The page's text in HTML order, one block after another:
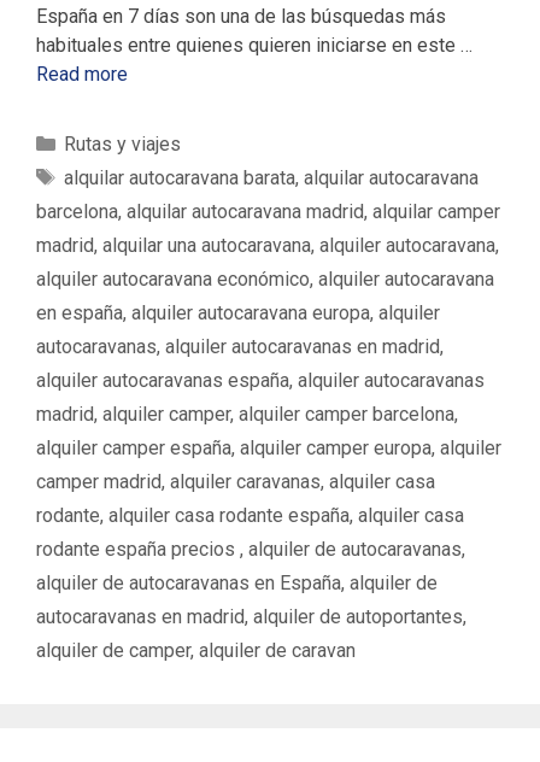
España en 7 días son una de las búsquedas más
habituales entre quienes quieren iniciarse en este …
Read more
C
a
g
o
r
í
a
s
Rutas y viajes
E
t
u
e
t
a
s
alquilar autocaravana barata, alquilar autocaravana
barcelona, alquilar autocaravana madrid, alquilar camper
madrid, alquilar una autocaravana, alquiler autocaravana,
alquiler autocaravana económico, alquiler autocaravana
en españa, alquiler autocaravana europa, alquiler
autocaravanas, alquiler autocaravanas en madrid,
alquiler autocaravanas españa, alquiler autocaravanas
madrid, alquiler camper, alquiler camper barcelona,
alquiler camper españa, alquiler camper europa, alquiler
camper madrid, alquiler caravanas, alquiler casa
rodante, alquiler casa rodante españa, alquiler casa
rodante españa precios ‌‌ , alquiler de autocaravanas,
alquiler de autocaravanas en España, alquiler de
autocaravanas en madrid, alquiler de autoportantes,
alquiler de camper, alquiler de caravan